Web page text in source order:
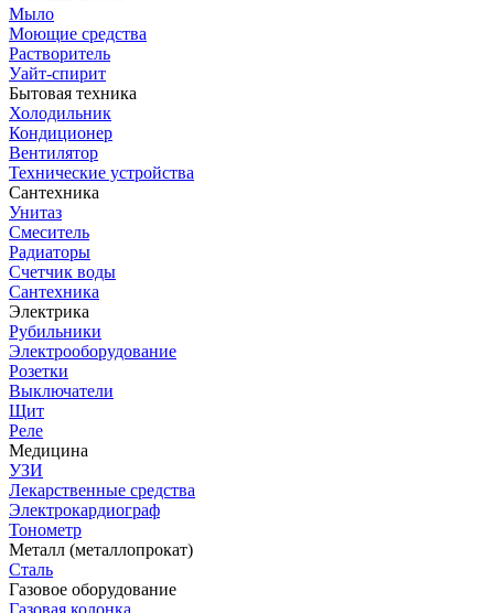
Мыло
Моющие средства
Растворитель
Уайт-спирит
Бытовая техника
Холодильник
Кондиционер
Вентилятор
Технические устройства
Сантехника
Унитаз
Смеситель
Радиаторы
Счетчик воды
Сантехника
Электрика
Рубильники
Электрооборудование
Розетки
Выключатели
Щит
Реле
Медицина
УЗИ
Лекарственные средства
Электрокардиограф
Тонометр
Металл (металлопрокат)
Сталь
Газовое оборудование
Газовая колонка